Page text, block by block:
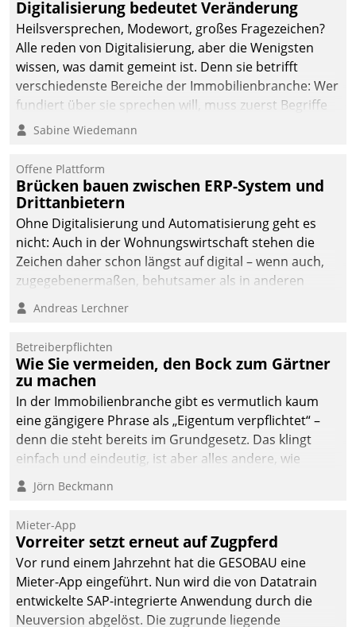
Digitalisierung bedeutet Veränderung
Heilsversprechen, Modewort, großes Fragezeichen?
Alle reden von Digitalisierung, aber die Wenigsten
wissen, was damit gemeint ist. Denn sie betrifft
verschiedenste Bereiche der Immobilienbranche: Wer
fundiert über sie sprechen will, muss zuerst Begriffe
klären. Ein Aspekt ist die betriebliche Optimierung:
Einsparungen durch optimierte und automatisierte
Prozesse. Doch man darf nicht zu viel erwarten: Allein
mit der Einführung einer neuen Software ist es nicht
getan. Die Digitalisierung erfordert von Unternehmen
die Bereitschaft, sich zu überprüfen, zu hinterfragen
und zu verändern.
Sabine Wiedemann
Offene Plattform
Brücken bauen zwischen ERP-System und
Drittanbietern
Ohne Digitalisierung und Automatisierung geht es
nicht: Auch in der Wohnungswirtschaft stehen die
Zeichen daher schon längst auf digital – wenn auch,
zugegebenermaßen, behutsamer als in anderen
Branchen.
Andreas Lerchner
Betreiberpflichten
Wie Sie vermeiden, den Bock zum Gärtner
zu machen
In der Immobilienbranche gibt es vermutlich kaum
eine gängigere Phrase als „Eigentum verpflichtet“ –
denn die steht bereits im Grundgesetz. Das klingt
einfach und eindeutig, ist aber alles andere, wie
Branchenbeschäftigte wissen. Denn mit der
Verantwortung folgen Verpflichtungen.
Jörn Beckmann
Mieter-App
Vorreiter setzt erneut auf Zugpferd
Vor rund einem Jahrzehnt hat die GESOBAU eine
Mieter-App eingeführt. Nun wird die von Datatrain
entwickelte SAP-integrierte Anwendung durch die
Neuversion abgelöst. Die zugrunde liegende